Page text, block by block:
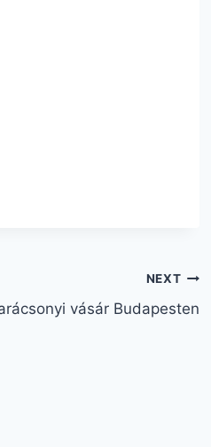
NEXT
vásár Budapesten